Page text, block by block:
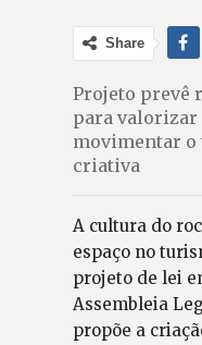
Share
Projeto prevê
para valorizar
movimentar o
criativa
A cultura do
espaço no
projeto de lei
Assembleia
propõe a